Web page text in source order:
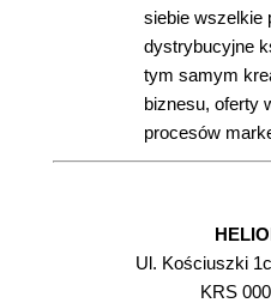
siebie wszelkie
dystrybucyjne
tym samym
biznesu, oferty
procesów
Ul. Kościuszki
KRS